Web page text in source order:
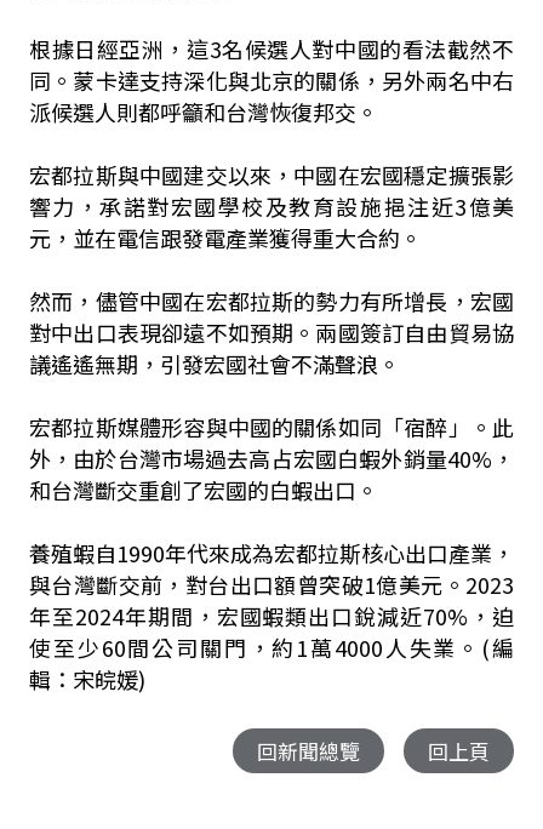
根據日經亞洲，這3名候選人對中國的看法截然不
同。蒙卡達支持深化與北京的關係，另外兩名中右
派候選人則都呼籲和台灣恢復邦交。
宏都拉斯與中國建交以來，中國在宏國穩定擴張影
響力，承諾對宏國學校及教育設施挹注近3億美
元，並在電信跟發電產業獲得重大合約。
然而，儘管中國在宏都拉斯的勢力有所增長，宏國
對中出口表現卻遠不如預期。兩國簽訂自由貿易協
議遙遙無期，引發宏國社會不滿聲浪。
宏都拉斯媒體形容與中國的關係如同「宿醉」。此
外，由於台灣市場過去高占宏國白蝦外銷量40%，
和台灣斷交重創了宏國的白蝦出口。
養殖蝦自1990年代來成為宏都拉斯核心出口產業，
與台灣斷交前，對台出口額曾突破1億美元。2023
年至2024年期間，宏國蝦類出口銳減近70%，迫
使至少60間公司關門，約1萬4000人失業。(編
輯：宋皖媛)
回新聞總覽 回上頁